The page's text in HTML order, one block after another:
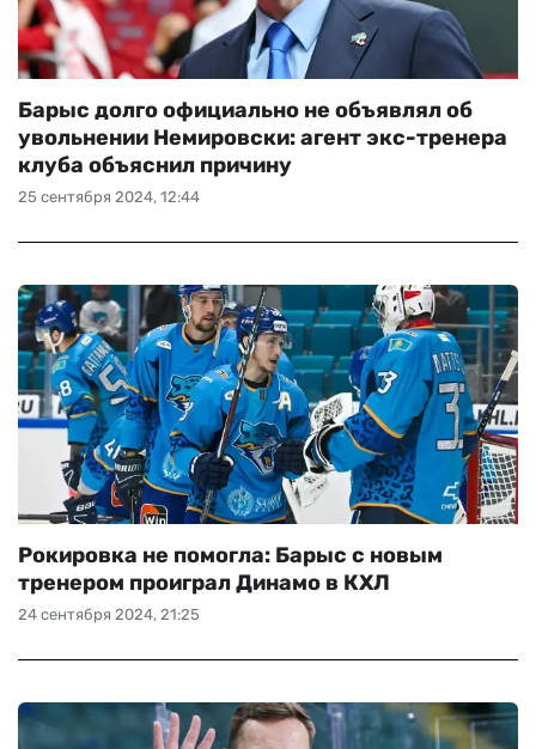
25 сентября 2024, 12:44
Барыс долго официально не объявлял об
увольнении Немировски: агент экс-тренера
клуба объяснил причину
24 сентября 2024, 21:25
Рокировка не помогла: Барыс с новым
тренером проиграл Динамо в КХЛ